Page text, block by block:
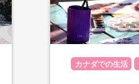
カナダでの生活